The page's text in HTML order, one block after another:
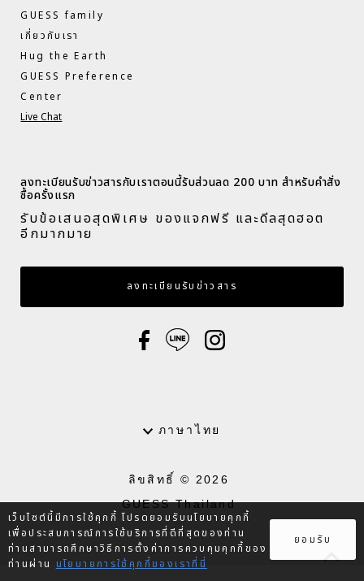
GUESS family
เกี่ยวกับเรา
Hug the Earth
GUESS Preference
Center
Live Chat
ลงทะเบียนรับข่าวสารกับเราตอนนี้รับส่วนลด 200 บาท สำหรับคำสั่ง
ซื้อครั้งแรก​
รับข้อเสนอสุดพิเศษ ของแจกฟรี และดีลสุดฮอต
อีกมากมาย​
ลงทะเบียนรับข่าวสาร
ลิขสิทธิ์ © 2026
GUESS Thailand
.
ภาษา
ภาษาไทย
เว็บไซต์นี้มีการใช้คุกกี้ โปรดยอมรับนโยบายคุกกี้
เพื่อประสบการณ์การใช้บริการที่ดีที่สุดของท่าน
ท่านสามารถศึกษาวิธีการตั้งค่าการควบคุมคุกกี้ของ
ท่านผ่าน นโยบายการใช้คุกกี้ของเราที่นี่
ยอมรับ